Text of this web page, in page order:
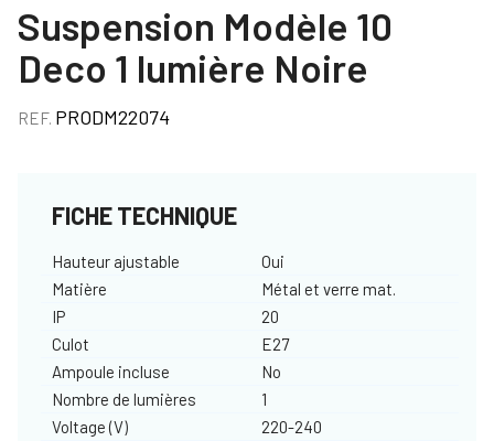
Suspension Modèle 10
Deco 1 lumière Noire
REF. PRODM22074
FICHE TECHNIQUE
Hauteur ajustable
Oui
Matière
Métal et verre mat.
IP
20
Culot
E27
Ampoule incluse
No
Nombre de lumières
1
Voltage (V)
220-240